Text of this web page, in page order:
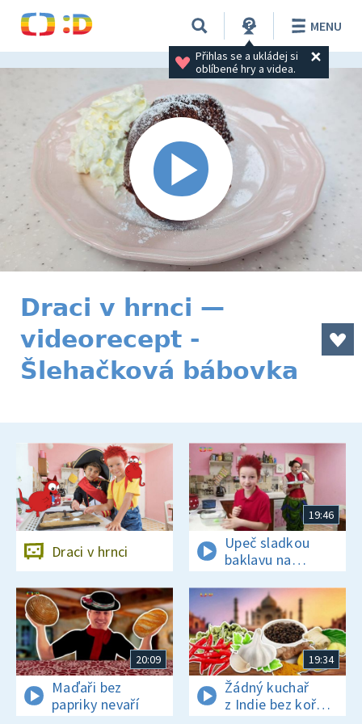
Přihlas se a ukládej si
oblíbené hry a videa.
MENU
Draci v hrnci —
videorecept -
Šlehačková bábovka
Draci v hrnci
19:46
Upeč sladkou
baklavu na
tureckou oslavu
20:09
Maďaři bez
papriky nevaří
19:34
Žádný kuchař
z Indie bez koření